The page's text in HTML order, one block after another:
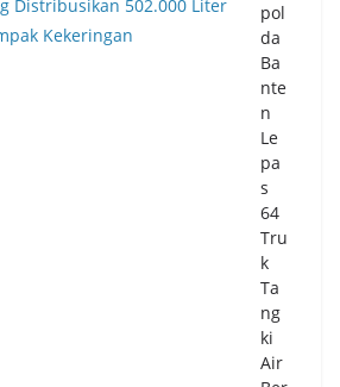
Pil
ar
Te
gas
ka
n
Tra
nsf
or
ma
si
Pos
ya
nd
pol
da
Ba
nte
n
Le
pa
s
64
Tru
k
Ta
ng
ki
Air